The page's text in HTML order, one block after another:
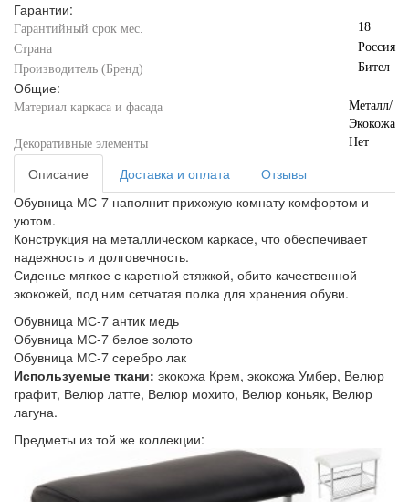
Гарантии:
Гарантийный срок мес.
18
Страна
Россия
Производитель (Бренд)
Бител
Общие:
Материал каркаса и фасада
Металл/
Экокожа
Декоративные элементы
Нет
Описание Доставка и оплата
Отзывы
Обувница МС-7 наполнит прихожую комнату комфортом и
уютом.
Конструкция на металлическом каркасе, что обеспечивает
надежность и долговечность.
Сиденье мягкое с каретной стяжкой, обито качественной
экокожей, под ним сетчатая полка для хранения обуви.
Обувница МС-7 антик медь
Обувница МС-7 белое золото
Обувница МС-7 серебро лак
Используемые ткани: экокожа Крем, экокожа Умбер, Велюр
графит, Велюр латте, Велюр мохито, Велюр коньяк, Велюр
лагуна.
Предметы из той же коллекции: